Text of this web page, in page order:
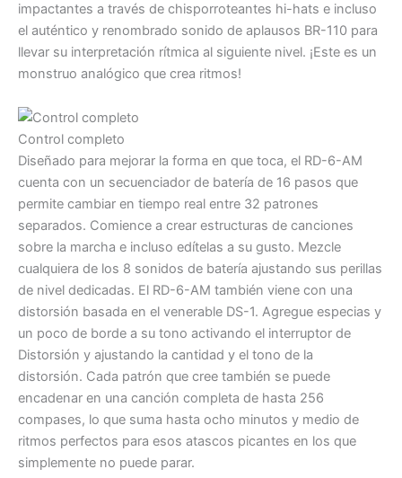
impactantes a través de chisporroteantes hi-hats e incluso
el auténtico y renombrado sonido de aplausos BR-110 para
llevar su interpretación rítmica al siguiente nivel. ¡Este es un
monstruo analógico que crea ritmos!
Control completo
Diseñado para mejorar la forma en que toca, el RD-6-AM
cuenta con un secuenciador de batería de 16 pasos que
permite cambiar en tiempo real entre 32 patrones
separados. Comience a crear estructuras de canciones
sobre la marcha e incluso edítelas a su gusto. Mezcle
cualquiera de los 8 sonidos de batería ajustando sus perillas
de nivel dedicadas. El RD-6-AM también viene con una
distorsión basada en el venerable DS-1. Agregue especias y
un poco de borde a su tono activando el interruptor de
Distorsión y ajustando la cantidad y el tono de la
distorsión. Cada patrón que cree también se puede
encadenar en una canción completa de hasta 256
compases, lo que suma hasta ocho minutos y medio de
ritmos perfectos para esos atascos picantes en los que
simplemente no puede parar.